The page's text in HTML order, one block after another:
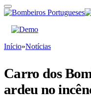
Início»Notícias
Carro dos
ardeu no